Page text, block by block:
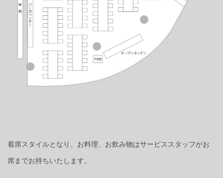
着席スタイルとなり、お料理、お飲み物はサービススタッフがお
席までお持ちいたします。